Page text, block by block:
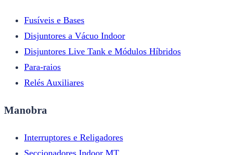
Fusíveis e Bases
Disjuntores a Vácuo Indoor
Disjuntores Live Tank e Módulos Híbridos
Para-raios
Relés Auxiliares
Manobra
Interruptores e Religadores